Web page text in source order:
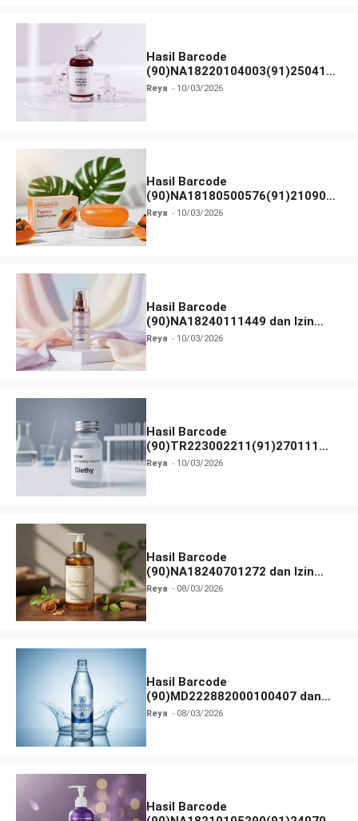
Hasil Barcode
(90)NA18220104003(91)250418
dan Izin BPOM
Reya 10/03/2026
Hasil Barcode
(90)NA18180500576(91)210906
dan Izin BPOM
Reya 10/03/2026
Hasil Barcode
(90)NA18240111449 dan Izin
BPOM
Reya 10/03/2026
Hasil Barcode
(90)TR223002211(91)270111
dan Izin BPOM
Reya 10/03/2026
Hasil Barcode
(90)NA18240701272 dan Izin
BPOM
Reya 08/03/2026
Hasil Barcode
(90)MD222882000100407 dan
Izin BPOM
Reya 08/03/2026
Hasil Barcode